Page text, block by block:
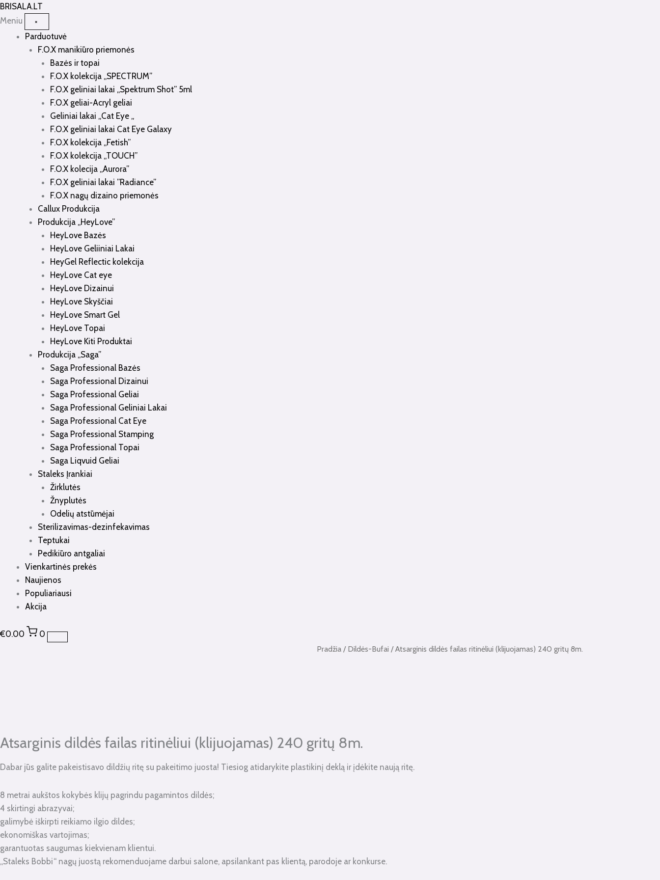
BRISALA.LT
Meniu
×
Parduotuvė
F.O.X manikiūro priemonės
Bazės ir topai
F.O.X kolekcija „SPECTRUM”
F.O.X geliniai lakai „Spektrum Shot” 5ml
F.O.X geliai-Acryl geliai
Geliniai lakai „Cat Eye „
F.O.X geliniai lakai Cat Eye Galaxy
F.O.X kolekcija „Fetish”
F.O.X kolekcija „TOUCH”
F.O.X kolecija „Aurora”
F.O.X geliniai lakai ”Radiance”
F.O.X nagų dizaino priemonės
Callux Produkcija
Produkcija „HeyLove”
HeyLove Bazės
HeyLove Geliiniai Lakai
HeyGel Reflectic kolekcija
HeyLove Cat eye
HeyLove Dizainui
HeyLove Skyščiai
HeyLove Smart Gel
HeyLove Topai
HeyLove Kiti Produktai
Produkcija „Saga”
Saga Professional Bazės
Saga Professional Dizainui
Saga Professional Geliai
Saga Professional Geliniai Lakai
Saga Professional Cat Eye
Saga Professional Stamping
Saga Professional Topai
Saga Liqvuid Geliai
Staleks Įrankiai
Žirklutės
Žnyplutės
Odelių atstūmėjai
Sterilizavimas-dezinfekavimas
Teptukai
Pedikiūro antgaliai
Vienkartinės prekės
Naujienos
Populiariausi
Akcija
€0.00 0
Pereiti
prie
Pradžia / Dildės-Bufai / Atsarginis dildės failas ritinėliui (klijuojamas) 240 gritų 8m.
Atsarginis dildės failas ritinėliui (klijuojamas) 240 gritų 8m.
Dabar jūs galite pakeistisavo dildžių ritę su pakeitimo juosta! Tiesiog atidarykite plastikinį deklą ir įdėkite naują ritę.
8 metrai aukštos kokybės klijų pagrindu pagamintos dildės;
4 skirtingi abrazyvai;
galimybė iškirpti reikiamo ilgio dildes;
ekonomiškas vartojimas;
garantuotas saugumas kiekvienam klientui.
„Staleks Bobbi“ nagų juostą rekomenduojame darbui salone, apsilankant pas klientą, parodoje ar konkurse.
240
8m.